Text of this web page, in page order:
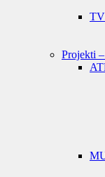
Projekti